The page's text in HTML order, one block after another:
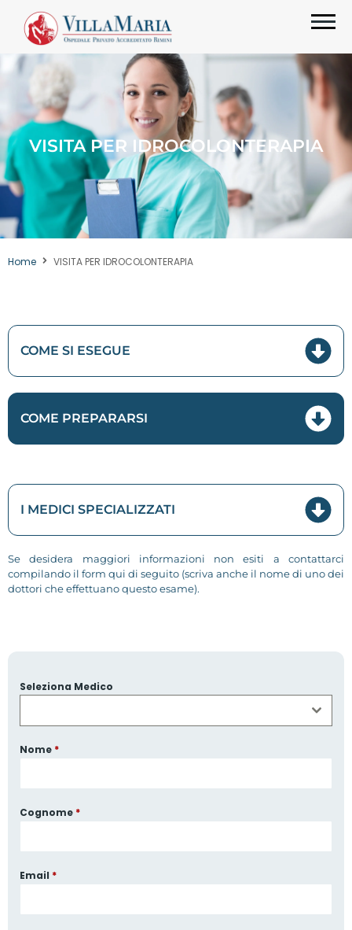
VISITA PER IDROCOLONTERAPIA
Home VISITA PER IDROCOLONTERAPIA
COME SI ESEGUE
COME PREPARARSI
I MEDICI SPECIALIZZATI
Se desidera maggiori informazioni non esiti a contattarci
compilando il form qui di seguito (scriva anche il nome di uno dei
dottori che effettuano questo esame).
Seleziona Medico
Nome *
Cognome *
Email *